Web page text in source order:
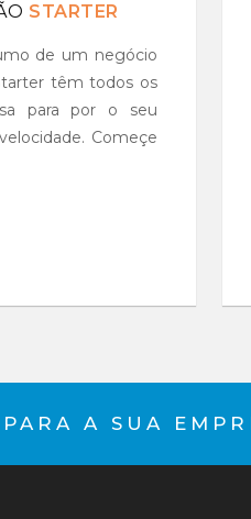
STARTER
de um negócio
têm todos os
para por o seu
Começe
A SUA